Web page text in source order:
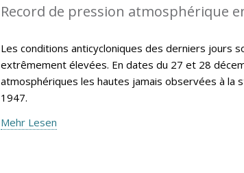
Record de pression atmosphérique
Les conditions anticycloniques des derniers jours
extrêmement élevées. En dates du 27 et 28
atmosphériques les hautes jamais observées à
1947.
Mehr Lesen